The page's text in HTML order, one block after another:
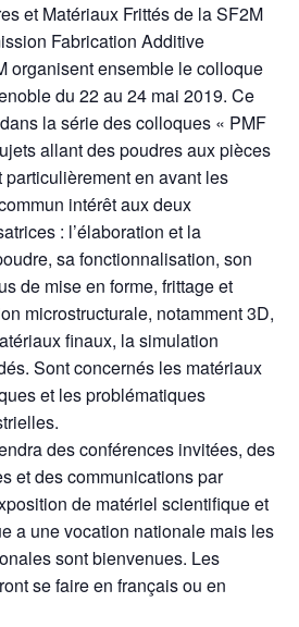
et Matériaux Frittés de la SF2M
Fabrication Additive
organisent ensemble le colloque
du 22 au 24 mai 2019. Ce
la série des colloques « PMF
allant des poudres aux pièces
en avant les
intérêt aux deux
: l’élaboration et la
sa fonctionnalisation, son
de mise en forme, frittage et
microstructurale, notamment 3D,
finaux, la simulation
Sont concernés les matériaux
et les problématiques
des conférences invitées, des
et des communications par
de matériel scientifique et
a une vocation nationale mais les
sont bienvenues. Les
se faire en français ou en